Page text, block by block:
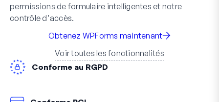
permissions de formulaire intelligentes et notre
contrôle d'accès.
Obtenez WPForms maintenant
Voir toutes les fonctionnalités
Conforme au RGPD